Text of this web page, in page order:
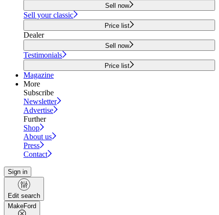
Sell now
Sell your classic
Price list
Dealer
Sell now
Testimonials
Price list
Magazine
More
Subscribe
Newsletter
Advertise
Further
Shop
About us
Press
Contact
Sign in
Edit search
MakeFord